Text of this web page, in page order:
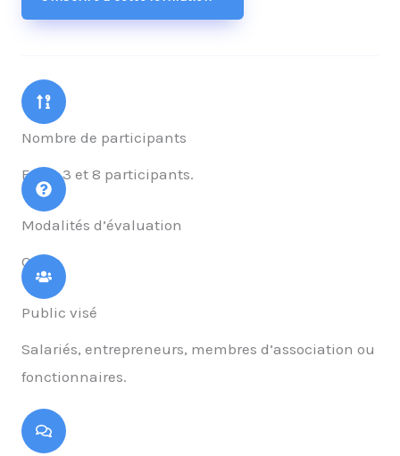
Nombre de participants
Entre 3 et 8 participants.
Modalités d’évaluation
Quizz.
Public visé
Salariés, entrepreneurs, membres d’association ou
fonctionnaires.